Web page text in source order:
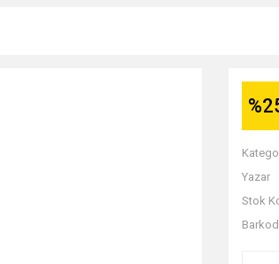
Yazar
Stok
Barkod